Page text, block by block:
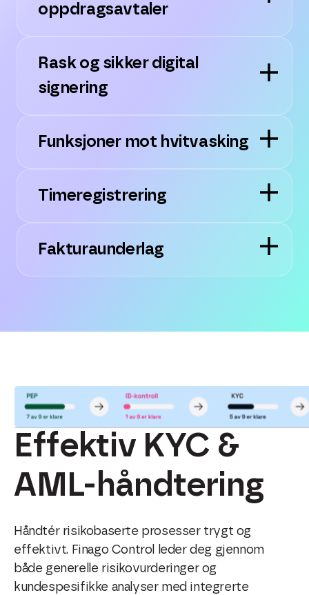
oppdragsavtaler
Rask og sikker digital
signering
Funksjoner mot hvitvasking
Timeregistrering
Fakturaunderlag
Effektiv KYC &
AML-håndtering
Håndtér risikobaserte prosesser trygt og
effektivt. Finago Control leder deg gjennom
både generelle risikovurderinger og
kundespesifikke analyser med integrerte